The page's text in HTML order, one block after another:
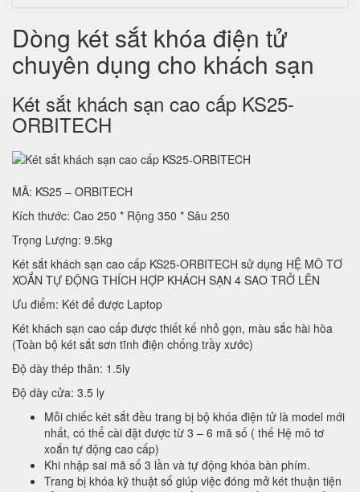
Dòng két sắt khóa điện tử
chuyên dụng cho khách sạn
Két sắt khách sạn cao cấp KS25-
ORBITECH
MÃ: KS25 – ORBITECH
Kích thước: Cao 250 * Rộng 350 * Sâu 250
Trọng Lượng: 9.5kg
Két sắt khách sạn cao cấp KS25-ORBITECH sử dụng HỆ MÔ TƠ
XOẮN TỰ ĐỘNG THÍCH HỢP KHÁCH SẠN 4 SAO TRỞ LÊN
Ưu điểm: Két để được Laptop
Két khách sạn cao cấp được thiết kế nhỏ gọn, màu sắc hài hòa
(Toàn bộ két sắt sơn tĩnh điện chống trầy xước)
Độ dày thép thân: 1.5ly
Độ dày cửa: 3.5 ly
Mỗi chiếc két sắt đều trang bị bộ khóa điện tử là model mới
nhất, có thể cài đặt được từ 3 – 6 mã số ( thế Hệ mô tơ
xoắn tự động cao cấp)
Khi nhập sai mã số 3 lần và tự động khóa bàn phím.
Trang bị khóa kỹ thuật số giúp việc đóng mở két thuận tiện